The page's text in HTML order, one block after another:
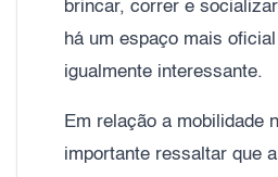
brincar, correr e
há um espaço mais
igualmente interessante.
Em relação a mobilidade
importante ressaltar que